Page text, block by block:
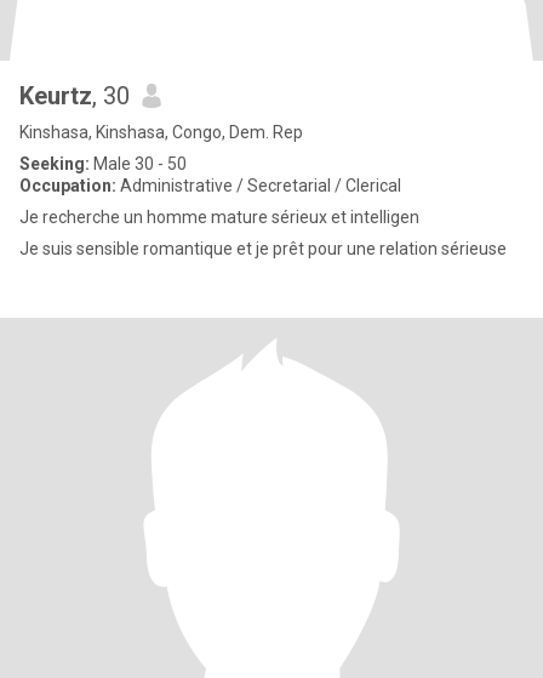
Keurtz, 30
Kinshasa, Kinshasa, Congo, Dem. Rep
Seeking: Male 30 - 50
Occupation: Administrative / Secretarial / Clerical
Je recherche un homme mature sérieux et intelligen
Je suis sensible romantique et je prêt pour une relation sérieuse